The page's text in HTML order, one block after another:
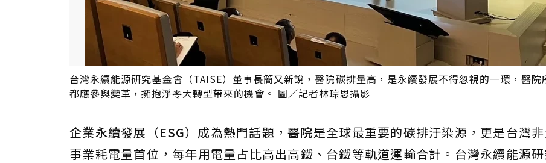
台灣永續能源研究基金會（TAISE）董事長簡又新說，醫院碳排量高，是永續發展不得忽視的一環，醫院
都應參與變革，擁抱淨零大轉型帶來的機會。 圖／記者林琮恩攝影
企業永續發展（ESG）成為熱門話題，醫院是全球最重要的碳排汙染源，更是台灣
事業耗電量首位，每年用電量占比高出高鐵、台鐵等軌道運輸合計。台灣永續能源